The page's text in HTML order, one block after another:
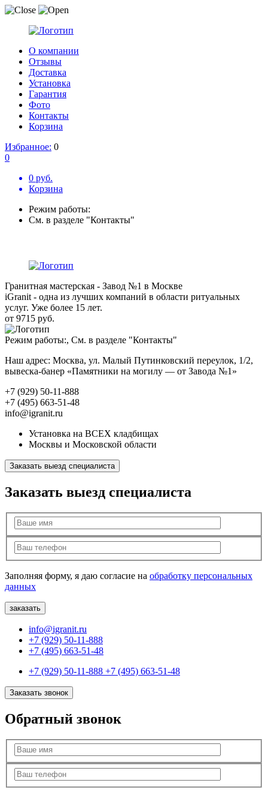
О компании
Отзывы
Доставка
Установка
Гарантия
Фото
Контакты
Корзина
Избранное: 0
0
0 руб.
Корзина
Режим работы:
См. в разделе "Контакты"
Гранитная мастерская - Завод №1 в Москве
iGranit - одна из лучших компаний в области ритуальных
услуг. Уже более 15 лет.
от 9715 руб.
Режим работы:, См. в разделе "Контакты"
Наш адрес: Москва, ул. Малый Путинковский переулок, 1/2,
вывеска-банер «Памятники на могилу — от Завода №1»
+7 (929) 50-11-888
+7 (495) 663-51-48
info@igranit.ru
Установка на ВСЕХ кладбищах
Москвы и Московской области
Заказать выезд специалиста
Заказать выезд специалиста
Заполняя форму, я даю согласие на обработку персональных
данных
info@igranit.ru
+7 (929) 50-11-888
+7 (495) 663-51-48
+7 (929) 50-11-888 +7 (495) 663-51-48
Заказать звонок
Обратный звонок